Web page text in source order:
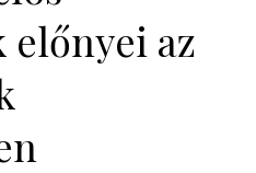
előnyei az